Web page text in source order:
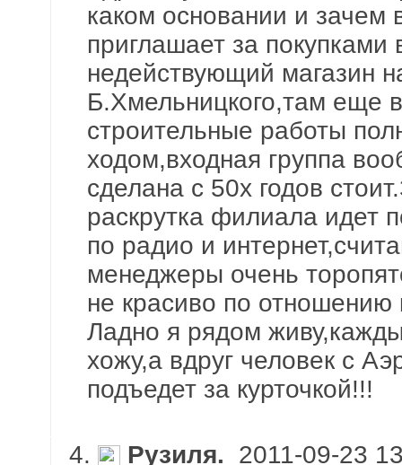
каком основании и
приглашает за покупками
недействующий магазин
Б.Хмельницкого,там еще
строительные работы
ходом,входная группа
сделана с 50х годов
раскрутка филиала идет
по радио и
менеджеры очень
не красиво по отношению
Ладно я рядом
хожу,а вдруг человек с
подъедет за курточкой!!!
4. Рузиля. 2011-09-23